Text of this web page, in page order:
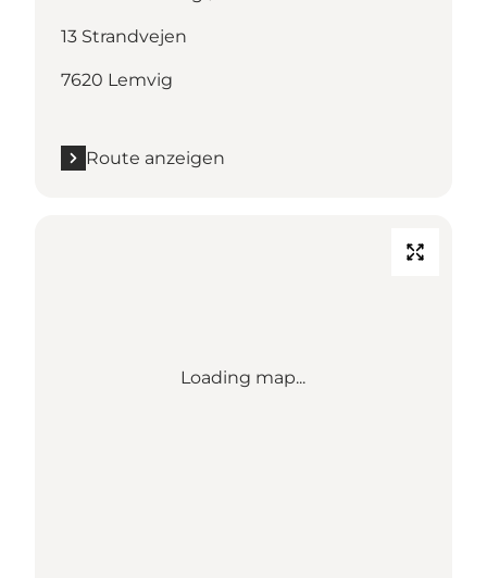
13 Strandvejen
7620 Lemvig
Route anzeigen
Loading map...